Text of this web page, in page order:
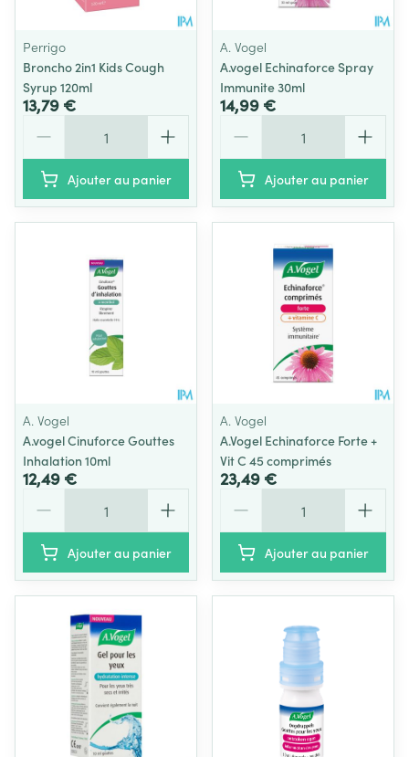
Perrigo
Broncho 2in1 Kids Cough
Syrup 120ml
13,79 €
Ajouter au panier
A. Vogel
A.vogel Echinaforce Spray
Immunite 30ml
14,99 €
Ajouter au panier
A. Vogel
A.vogel Cinuforce Gouttes
Inhalation 10ml
12,49 €
Ajouter au panier
A. Vogel
A.Vogel Echinaforce Forte +
Vit C 45 comprimés
23,49 €
Ajouter au panier